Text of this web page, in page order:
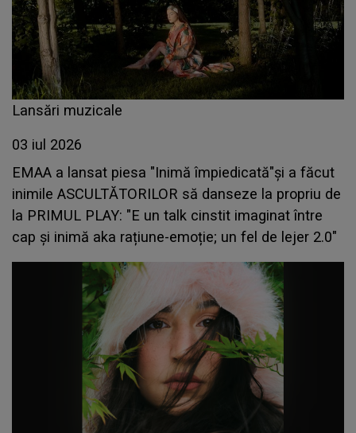
Lansări muzicale
03 iul 2026
EMAA a lansat piesa "Inimă împiedicată"și a făcut
inimile ASCULTĂTORILOR să danseze la propriu de
la PRIMUL PLAY: "E un talk cinstit imaginat între
cap și inimă aka rațiune-emoție; un fel de lejer 2.0"